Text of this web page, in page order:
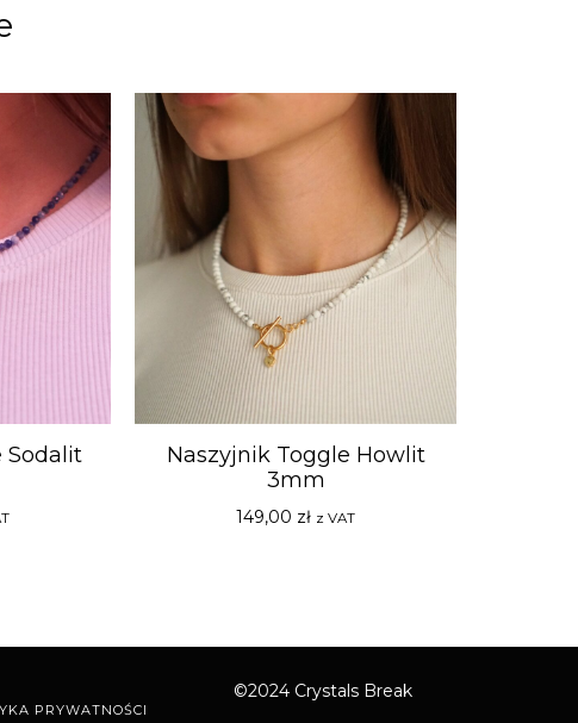
Sodalit
Naszyjnik Toggle Howlit
3mm
149,00 zł z VAT
PRYWATNOŚCI
©2024 Crystals Break